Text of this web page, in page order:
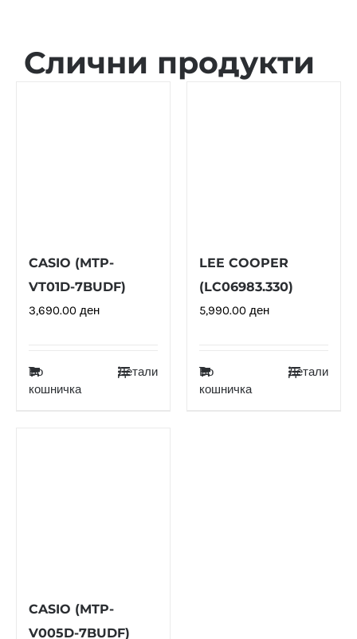
Слични продукти
CASIO (MTP-
VT01D-7BUDF)
3,690.00 ден
Во
кошничка
Детали
LEE COOPER
(LC06983.330)
5,990.00 ден
Во
кошничка
Детали
CASIO (MTP-
V005D-7BUDF)